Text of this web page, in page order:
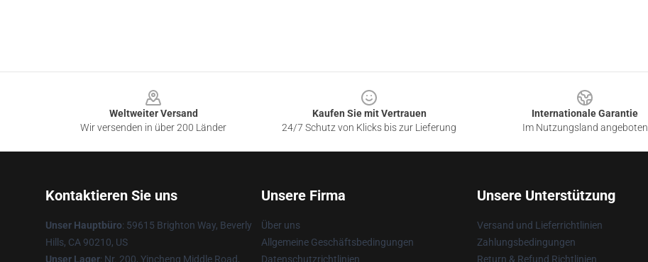
Weltweiter Versand
Wir versenden in über 200 Länder
Kaufen Sie mit Vertrauen
24/7 Schutz von Klicks bis zur Lieferung
Internationale Garantie
Im Nutzungsland angeboten
Kontaktieren Sie uns
Unser Hauptbüro: 59615 Brighton Way, Beverly
Hills, CA 90210, US
Unser Lager: Nr. 200, Yincheng Middle Road,
Unsere Firma
Über uns
Allgemeine Geschäftsbedingungen
Datenschutzrichtlinien
Unsere Unterstützung
Versand und Lieferrichtlinien
Zahlungsbedingungen
Return & Refund Richtlinien